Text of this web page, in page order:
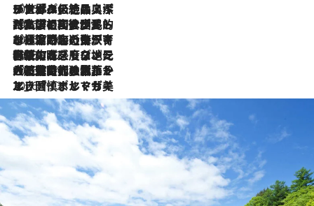
2026.8.8
リスボンの絶品スイーツ「パステル・デ・ナタ」とは？ポルトガル伝統の奥深い世界へ
2026.7.27
「私の祖国はポルトガル語です」国民的詩人フェルナンド・ペソアと、彼が愛した文学の街を歩く
2026.7.26
ポルトガル近海が育む極上の海の幸。キリリと冷えた白ワインと愉しむ、シーフード専門店の贅沢
2026.7.22
伝統の味をモダンに昇華。高感度な地元客が集う、リスボンの最旬ガストロノミー
2026.7.21
大航海時代の栄華から、震災、独裁、そして革命へ。ポルトガル・首都リスボンの石畳に刻まれた「歴史の光と影」
2026.7.13
エッセイ・ヤマザキマリ「慎ましくも美しき国 ポルトガル」